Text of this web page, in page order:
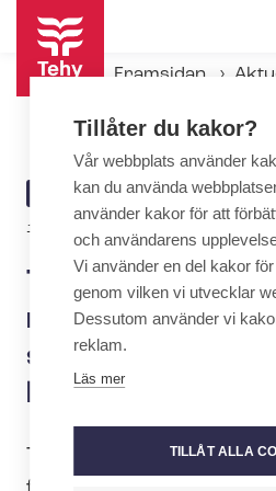
Hoppa
huvudinnehållFramsidan
ARTICLE
CATEGORY
MEDDELANDE
10.6.2024 | 16:35
Tehy, SuPer och
nings­för­sla­get
strejkerna inom
Tehy, SuPer och Erto
Tillåter du kakor?
Vår webbplats använder
kan du använda
använder kakor för att
och användarens
Vi använder en del kakor
genom vilken vi utvecklar
Dessutom använder vi
reklam.
Läs mer
TILLÅT ALLA